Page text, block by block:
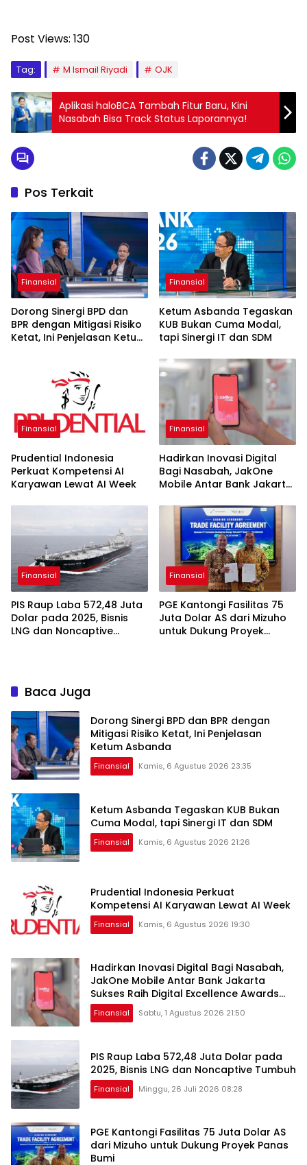
Post Views: 130
Tag: M Ismail Riyadi OJK
Aplikasi haloBCA Tambah Fitur Baru, Kini
Nasabah Bisa Track Status Laporannya!
Pos Terkait
Finansial
Dorong Sinergi BPD dan
BPR dengan Mitigasi Risiko
Ketat, Ini Penjelasan Ketum
Finansial
Ketum Asbanda Tegaskan
KUB Bukan Cuma Modal,
tapi Sinergi IT dan SDM
Finansial
Prudential Indonesia
Perkuat Kompetensi AI
Karyawan Lewat AI Week
Finansial
Hadirkan Inovasi Digital
Bagi Nasabah, JakOne
Mobile Antar Bank Jakarta
Excellence Awards 2026
Finansial
PIS Raup Laba 572,48 Juta
Dolar pada 2025, Bisnis
LNG dan Noncaptive
Finansial
PGE Kantongi Fasilitas 75
Juta Dolar AS dari Mizuho
untuk Dukung Proyek
Baca Juga
Dorong Sinergi BPD dan BPR dengan
Mitigasi Risiko Ketat, Ini Penjelasan
Ketum Asbanda
Finansial Kamis, 6 Agustus 2026 23:35
Ketum Asbanda Tegaskan KUB Bukan
Cuma Modal, tapi Sinergi IT dan SDM
Finansial Kamis, 6 Agustus 2026 21:26
Prudential Indonesia Perkuat
Kompetensi AI Karyawan Lewat AI Week
Finansial Kamis, 6 Agustus 2026 19:30
Hadirkan Inovasi Digital Bagi Nasabah,
JakOne Mobile Antar Bank Jakarta
Sukses Raih Digital Excellence Awards
2026
Finansial Sabtu, 1 Agustus 2026 21:50
PIS Raup Laba 572,48 Juta Dolar pada
2025, Bisnis LNG dan Noncaptive Tumbuh
Finansial Minggu, 26 Juli 2026 08:28
PGE Kantongi Fasilitas 75 Juta Dolar AS
dari Mizuho untuk Dukung Proyek Panas
Bumi